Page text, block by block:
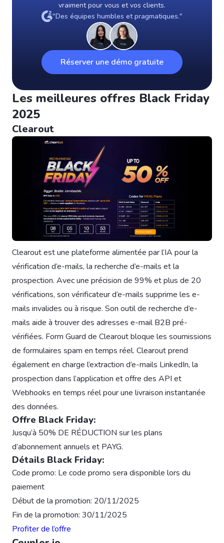
vraiment pour vous et vos clients.
"Des équipes humbles et pragmatiques."
Réserver une démo gratuite
Les meilleures offres Black Friday
2025
Clearout
Clearout est une plateforme alimentée par l’IA pour la
vérification d’e-mails, la recherche d’e-mails et la
prospection. Avec une précision de 99% et plus de 20
vérifications, son vérificateur d’e-mails supprime les e-
mails invalides ou à risque. Son outil de recherche d’e-
mails aide à trouver des adresses e-mail B2B pré-
vérifiées. Form Guard de Clearout bloque les soumissions
de formulaires spam en temps réel. Clearout prend
également en charge l’extraction d’e-mails LinkedIn, la
prospection dans l’application et offre des API et
Webhooks en temps réel pour une livraison instantanée
des données.
Offre Black Friday:
Jusqu’à 50% DE RÉDUCTION sur les plans
d’abonnement annuels et PAYG.
Détails Black Friday:
Code promo: Le code promo sera disponible lors du
paiement
Début de la promotion: 20/11/2025
Fin de la promotion: 30/11/2025
Profiter de l’offre